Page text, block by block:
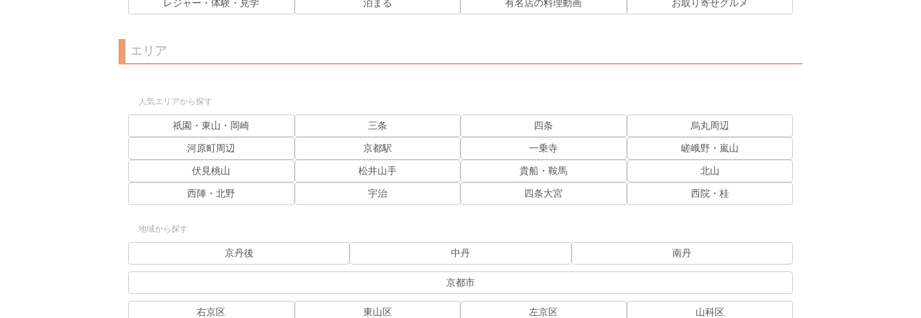
レジャー・体験・見学 泊まる 有名店の料理動画 お取り寄せグルメ
エリア
人気エリアから探す
祇園・東山・岡崎 三条 四条 烏丸周辺
河原町周辺 京都駅 一乗寺 嵯峨野・嵐山
伏見桃山 松井山手 貴船・鞍馬 北山
西陣・北野 宇治 四条大宮 西院・桂
地域から探す
京丹後 中丹 南丹
京都市
右京区 東山区 左京区 山科区